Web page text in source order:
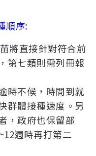
順序:
將直接針對符合前
第七類則需列冊報
時不候，時間到就
群體接種速度。另
，政府也保留部
週時再打第二